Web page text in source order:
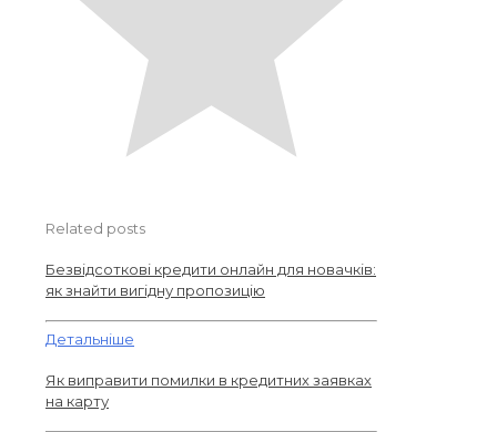
Related posts
Безвідсоткові кредити онлайн для новачків:
як знайти вигідну пропозицію
Детальніше
Як виправити помилки в кредитних заявках
на карту